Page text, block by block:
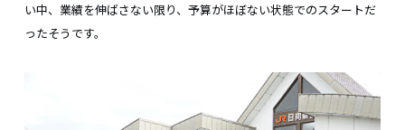
い中、業績を伸ばさない限り、予算がほぼない状態でのスタートだ
ったそうです。